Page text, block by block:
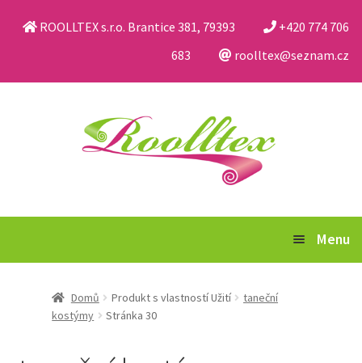
ROOLLTEX s.r.o. Brantice 381, 79393
+420 774 706
683
roolltex@seznam.cz
Menu
Obchodní podmínky a reklamační řád
Domů Produkt s vlastností Užití
taneční
kostýmy
Stránka 30